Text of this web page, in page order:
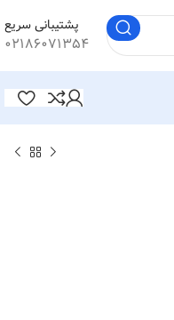
پشتیبانی سریع
۰۲۱۸۶۰۷۱۳۵۴